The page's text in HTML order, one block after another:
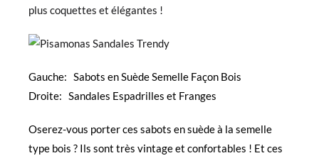
plus coquettes et élégantes !
Gauche: Sabots en Suède Semelle Façon Bois
Droite: Sandales Espadrilles et Franges
Oserez-vous porter ces sabots en suède à la semelle
type bois ? Ils sont très vintage et confortables ! Et ces